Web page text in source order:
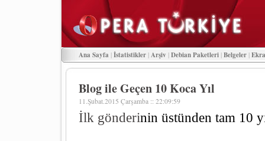
Ana Sayfa |İstatistikler |Arşiv |Debian Paketleri |Belgeler |
Blog ile Geçen 10 Koca Yıl
11.Şubat.2015 Çarşamba :: 22:09:59
İlk gönderinin üstünden tam 10